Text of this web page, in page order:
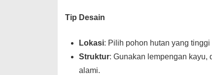
Tip Desain
Lokasi: Pilih pohon hutan yang
Struktur: Gunakan lempengan kayu,
alami.